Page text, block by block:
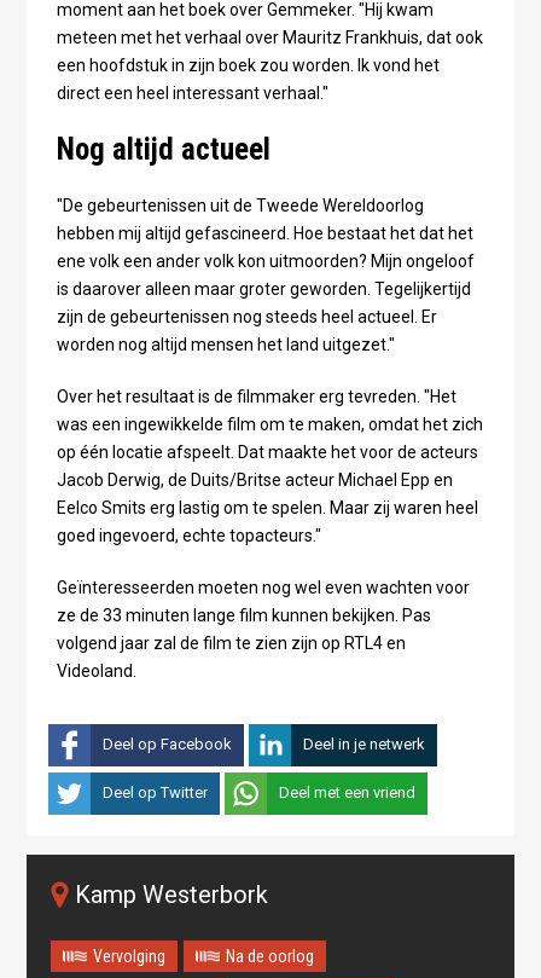
moment aan het boek over Gemmeker. "Hij kwam
meteen met het verhaal over Mauritz Frankhuis, dat ook
een hoofdstuk in zijn boek zou worden. Ik vond het
direct een heel interessant verhaal."
Nog altijd actueel
"De gebeurtenissen uit de Tweede Wereldoorlog
hebben mij altijd gefascineerd. Hoe bestaat het dat het
ene volk een ander volk kon uitmoorden? Mijn ongeloof
is daarover alleen maar groter geworden. Tegelijkertijd
zijn de gebeurtenissen nog steeds heel actueel. Er
worden nog altijd mensen het land uitgezet."
Over het resultaat is de filmmaker erg tevreden. "Het
was een ingewikkelde film om te maken, omdat het zich
op één locatie afspeelt. Dat maakte het voor de acteurs
Jacob Derwig, de Duits/Britse acteur Michael Epp en
Eelco Smits erg lastig om te spelen. Maar zij waren heel
goed ingevoerd, echte topacteurs."
Geïnteresseerden moeten nog wel even wachten voor
ze de 33 minuten lange film kunnen bekijken. Pas
volgend jaar zal de film te zien zijn op RTL4 en
Videoland.
Deel op Facebook Deel in je netwerk
Deel op Twitter Deel met een vriend
Kamp Westerbork
Vervolging
Na de oorlog